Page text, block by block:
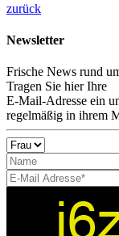
zurück
Newsletter
Frische News rund
Tragen Sie hier Ihre
E-Mail-Adresse ein
regelmäßig in ihrem